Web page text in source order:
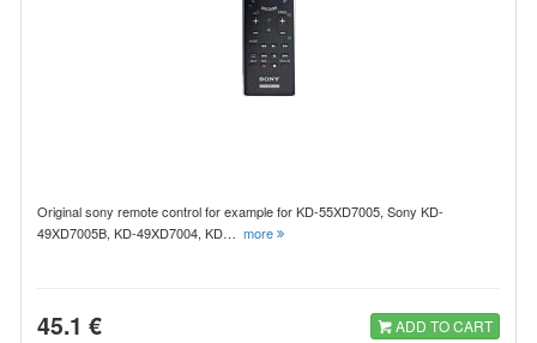
Original sony remote control for example for KD-55XD7005, Sony KD-
49XD7005B, KD-49XD7004, KD… more
45.1 € ADD TO CART